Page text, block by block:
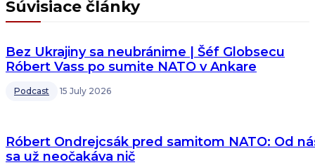
Súvisiace články
Bez Ukrajiny sa neubránime | Šéf Globsecu
Róbert Vass po sumite NATO v Ankare
Podcast 15 July 2026
Róbert Ondrejcsák pred samitom NATO: Od
sa už neočakáva nič